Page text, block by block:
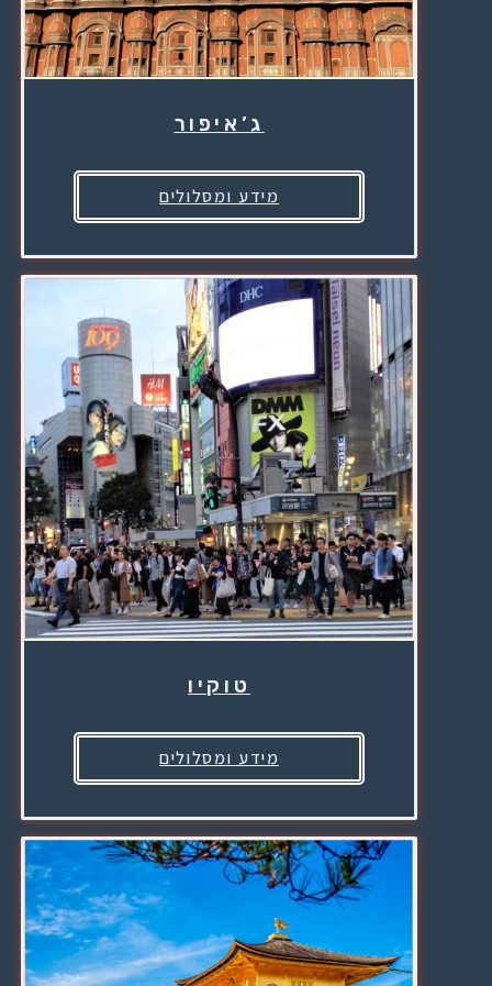
ג’איפור
מידע ומסלולים
טוקיו
מידע ומסלולים